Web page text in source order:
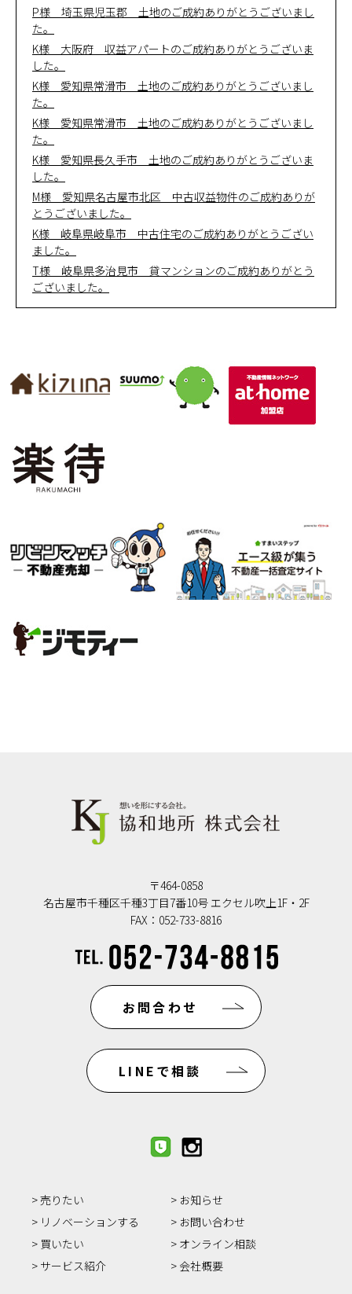
P様 埼玉県児玉郡 土地のご成約ありがとうございまし
た。
K様 大阪府 収益アパートのご成約ありがとうございま
した。
K様 愛知県常滑市 土地のご成約ありがとうございまし
た。
K様 愛知県常滑市 土地のご成約ありがとうございまし
た。
K様 愛知県長久手市 土地のご成約ありがとうございま
した。
M様 愛知県名古屋市北区 中古収益物件のご成約ありが
とうございました。
K様 岐阜県岐阜市 中古住宅のご成約ありがとうござい
ました。
T様 岐阜県多治見市 貸マンションのご成約ありがとう
ございました。
〒464-0858
名古屋市千種区千種3丁目7番10号 エクセル吹上1F・2F
FAX：052-733-8816
お問合わせ
LINEで相談
売りたい
リノベーションする
買いたい
サービス紹介
お知らせ
お問い合わせ
オンライン相談
会社概要